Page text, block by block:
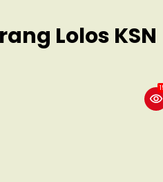
Lolos KSN